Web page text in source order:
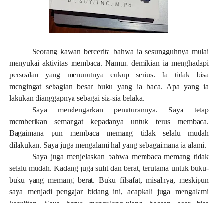
Seorang kawan bercerita bahwa ia sesungguhnya mulai
menyukai aktivitas membaca. Namun demikian ia menghadapi
persoalan yang menurutnya cukup serius. Ia tidak bisa
mengingat sebagian besar buku yang ia baca. Apa yang ia
lakukan dianggapnya sebagai sia-sia belaka.
Saya mendengarkan penuturannya. Saya tetap
memberikan semangat kepadanya untuk terus membaca.
Bagaimana pun membaca memang tidak selalu mudah
dilakukan. Saya juga mengalami hal yang sebagaimana ia alami.
Saya juga menjelaskan bahwa membaca memang tidak
selalu mudah. Kadang juga sulit dan berat, terutama untuk buku-
buku yang memang berat. Buku filsafat, misalnya, meskipun
saya menjadi pengajar bidang ini, acapkali juga mengalami